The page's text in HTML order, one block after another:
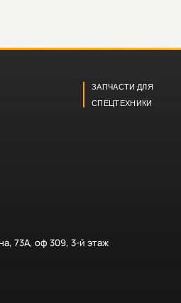
ЗАПЧАСТИ ДЛЯ
СПЕЦТЕХНИКИ
73А, оф 309, 3-й этаж